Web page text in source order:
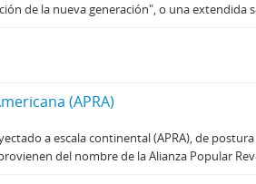
de la nueva generación", o una extendida
(APRA)
a escala continental (APRA), de
del nombre de la Alianza Popular